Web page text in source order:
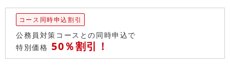
コース同時申込割引
公務員対策コースとの同時申込で
特別価格 50％割引！